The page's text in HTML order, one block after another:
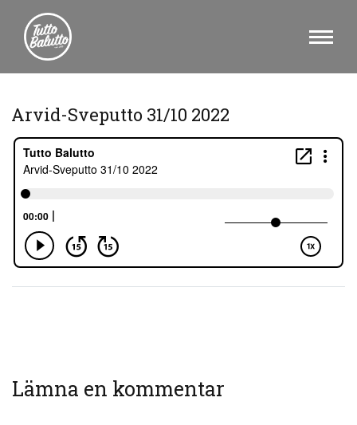
Arvid-Sveputto 31/10 2022
Lämna en kommentar